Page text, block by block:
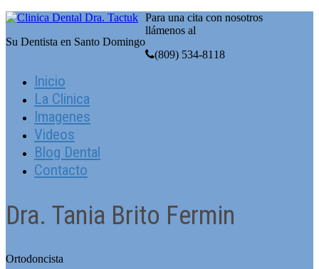
Su Dentista en Santo Domingo
Para una cita con nosotros
llámenos al
(809) 534-8118
Inicio
La Clinica
Imagenes
Videos
Blog Dental
Contacto
Dra. Tania Brito Fermin
Ortodoncista